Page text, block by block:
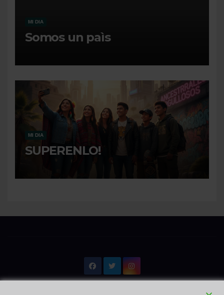
MI DIA
Somos un paìs
MI DIA
SUPERENLO!